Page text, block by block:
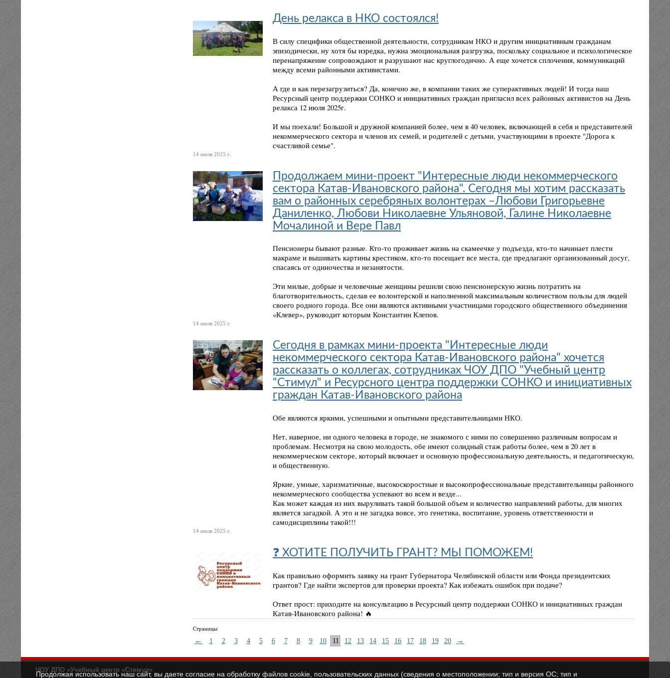
День релакса в НКО состоялся!
В силу специфики общественной деятельности, сотрудникам НКО и другим инициативным гражданам
эпизодически, ну хотя бы изредка, нужна эмоциональная разгрузка, поскольку социальное и психологическое
перенапряжение сопровождают и разрушают нас круглогодично. А еще хочется сплочения, коммуникаций
между всеми районными активистами.
А где и как перезагрузиться? Да, конечно же, в компании таких же суперактивных людей! И тогда наш
Ресурсный центр поддержки СОНКО и инициативных граждан пригласил всех районных активистов на День
релакса 12 июля 2025г.
И мы поехали! Большой и дружной компанией более, чем в 40 человек, включающей в себя и представителей
некоммерческого сектора и членов их семей, и родителей с детьми, участвующими в проекте "Дорога к
счастливой семье".
14 июля 2025 г.
Продолжаем мини-проект "Интересные люди некоммерческого
сектора Катав-Ивановского района". Сегодня мы хотим рассказать
вам о районных серебряных волонтерах –Любови Григорьевне
Даниленко, Любови Николаевне Ульяновой, Галине Николаевне
Мочалиной и Вере Павл
Пенсионеры бывают разные. Кто-то проживает жизнь на скамеечке у подъезда, кто-то начинает плести
макраме и вышивать картины крестиком, кто-то посещает все места, где предлагают организованный досуг,
спасаясь от одиночества и незанятости.
Эти милые, добрые и человечные женщины решили свою пенсионерскую жизнь потратить на
благотворительность, сделав ее волонтерской и наполненной максимальным количеством пользы для людей
своего родного города. Все они являются активными участницами городского общественного объединения
«Клевер», руководит которым Константин Клепов.
14 июля 2025 г.
Сегодня в рамках мини-проекта "Интересные люди
некоммерческого сектора Катав-Ивановского района" хочется
рассказать о коллегах, сотрудниках ЧОУ ДПО "Учебный центр
"Стимул" и Ресурсного центра поддержки СОНКО и инициативных
граждан Катав-Ивановского района
Обе являются яркими, успешными и опытными представительницами НКО.
Нет, наверное, ни одного человека в городе, не знакомого с ними по совершенно различным вопросам и
проблемам. Несмотря на свою молодость, обе имеют солидный стаж работы более, чем в 20 лет в
некоммерческом секторе, который включает и основную профессиональную деятельность, и педагогическую,
и общественную.
Яркие, умные, харизматичные, высокоскоростные и высокопрофессиональные представительницы районного
некоммерческого сообщества успевают во всем и везде...
Как может каждая из них выруливать такой большой объем и количество направлений работы, для многих
является загадкой. А это и не загадка вовсе, это генетика, воспитание, уровень ответственности и
самодисциплины такой!!!
14 июля 2025 г.
❓ ХОТИТЕ ПОЛУЧИТЬ ГРАНТ? МЫ ПОМОЖЕМ!
Как правильно оформить заявку на грант Губернатора Челябинской области или Фонда президентских
грантов? Где найти экспертов для проверки проекта? Как избежать ошибок при подаче?
Ответ прост: приходите на консультацию в Ресурсный центр поддержки СОНКО и инициативных граждан
Катав-Ивановского района! 🔥
Страницы:
← 1 2 3 4 5 6 7 8 9 10 11 12 13 14 15 16 17 18 19 20 →
ЧОУ ДПО «Учебный центр «Стимул»
Продолжая использовать наш сайт, вы даете согласие на обработку файлов cookie, пользовательских данных (сведения о местоположении; тип и версия ОС; тип и